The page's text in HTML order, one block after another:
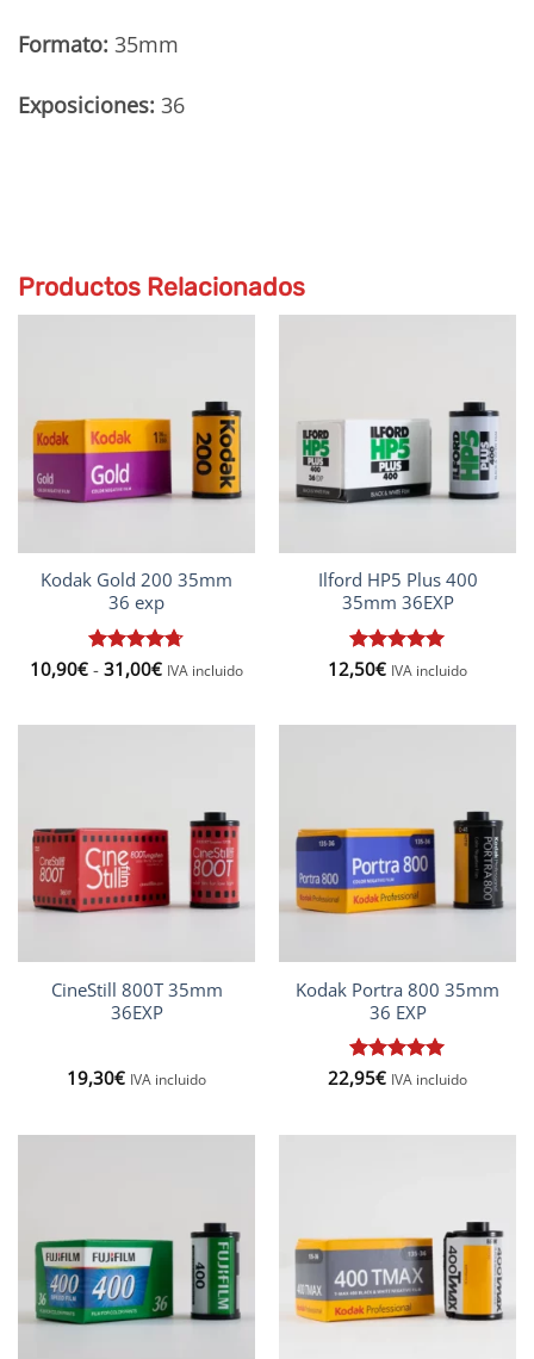
Formato: 35mm
Exposiciones: 36
Productos Relacionados
Kodak Gold 200 35mm
36 exp
Valorado
con4.67
10,90€ - 31,00€Rango
de
IVA incluido
Ilford HP5 Plus 400
35mm 36EXP
Valorado
con
12,50€ IVA incluido
CineStill 800T 35mm
36EXP
19,30€ IVA incluido
Kodak Portra 800 35mm
36 EXP
Valorado
22,95€ IVA incluido